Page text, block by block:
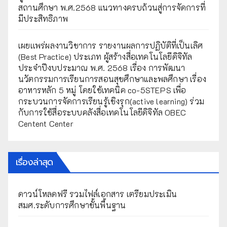
สถานศึกษา พ.ศ.2568 แนวทางครบถ้วนสู่การจัดการที่
มีประสิทธิภาพ
เผยเเพร่ผลงานวิชาการ รายงานผลการปฏิบัติที่เป็นเลิศ
(Best Practice) ประเภท ผู้สร้างสื่อเทคโนโลยีดิจิทัล
ประจำปีงบประมาณ พ.ศ. 2568 เรื่อง การพัฒนา
นวัตกรรมการเรียนการสอนสุขศึกษาและพลศึกษา เรื่อง
อาหารหลัก 5 หมู่ โดยใช้เทคนิค co-5STEPS เพื่อ
กระบวนการจัดการเรียนรู้เชิงรุก(active learning) ร่วม
กับการใช้สื่อระบบคลังสื่อเทคโนโลยีดิจิทัล OBEC
Centent Center
เรื่องล่าสุด
ดาวน์โหลดฟรี รวมไฟล์เอกสาร เตรียมประเมิน
สมศ.ระดับการศึกษาขั้นพื้นฐาน